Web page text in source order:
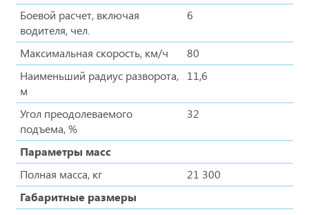
Боевой расчет, включая
водителя, чел.
6
Максимальная скорость, км/ч
80
Наименьший радиус разворота,
м
11,6
Угол преодолеваемого
подъема, %
32
Параметры масс
Полная масса, кг
21 300
Габаритные размеры